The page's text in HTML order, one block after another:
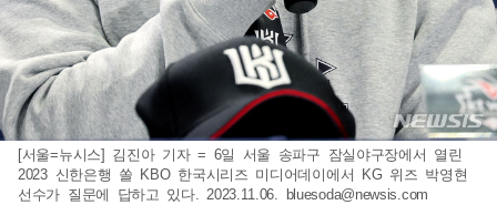
[서울=뉴시스] 김진아 기자 = 6일 서울 송파구 잠실야구장에서 열린
2023 신한은행 쏠 KBO 한국시리즈 미디어데이에서 KG 위즈 박영현
선수가 질문에 답하고 있다. 2023.11.06.
bluesoda@newsis.com